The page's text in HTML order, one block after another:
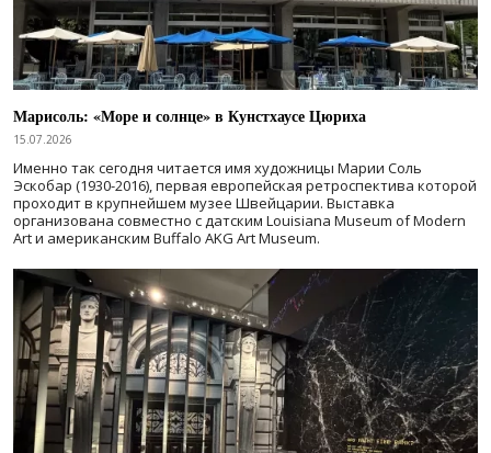
Марисоль: «Море и солнце» в Кунстхаусе Цюриха
15.07.2026
Именно так сегодня читается имя художницы Марии Соль
Эскобар (1930-2016), первая европейская ретроспектива которой
проходит в крупнейшем музее Швейцарии. Выставка
организована совместно с датским Louisiana Museum of Modern
Art и американским Buffalo AKG Art Museum.